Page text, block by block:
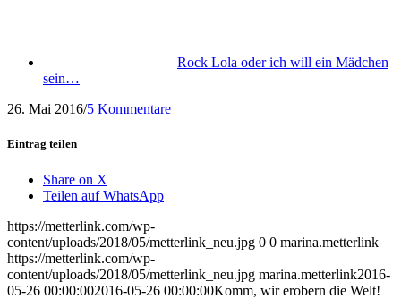
Rock Lola oder ich will ein Mädchen
sein…
26. Mai 2016/5 Kommentare
Eintrag teilen
Share on X
Teilen auf WhatsApp
https://metterlink.com/wp-
content/uploads/2018/05/metterlink_neu.jpg 0 0 marina.metterlink
https://metterlink.com/wp-
content/uploads/2018/05/metterlink_neu.jpg marina.metterlink2016-
05-26 00:00:002016-05-26 00:00:00Komm, wir erobern die Welt!